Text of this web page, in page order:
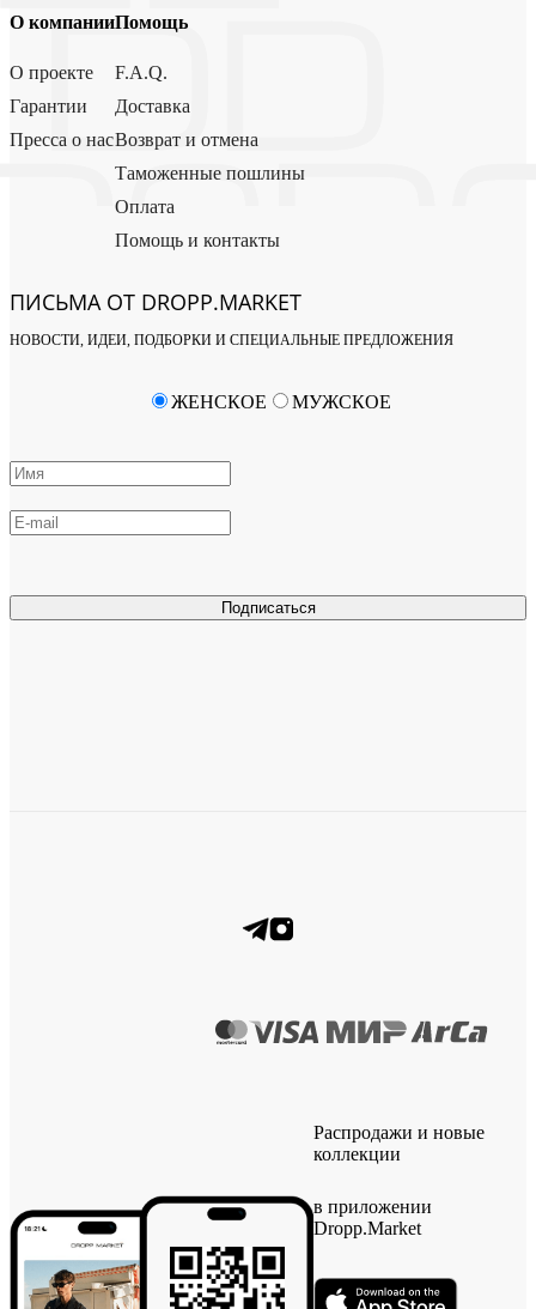
О компании
О проекте
Гарантии
Пресса о нас
Помощь
F.A.Q.
Доставка
Возврат и отмена
Таможенные пошлины
Оплата
Помощь и контакты
ПИСЬМА ОТ DROPP.MARKET
НОВОСТИ, ИДЕИ, ПОДБОРКИ И СПЕЦИАЛЬНЫЕ ПРЕДЛОЖЕНИЯ
Подписаться
ЖЕНСКОЕ МУЖСКОЕ
Распродажи и новые
коллекции
в приложении
Dropp.Market